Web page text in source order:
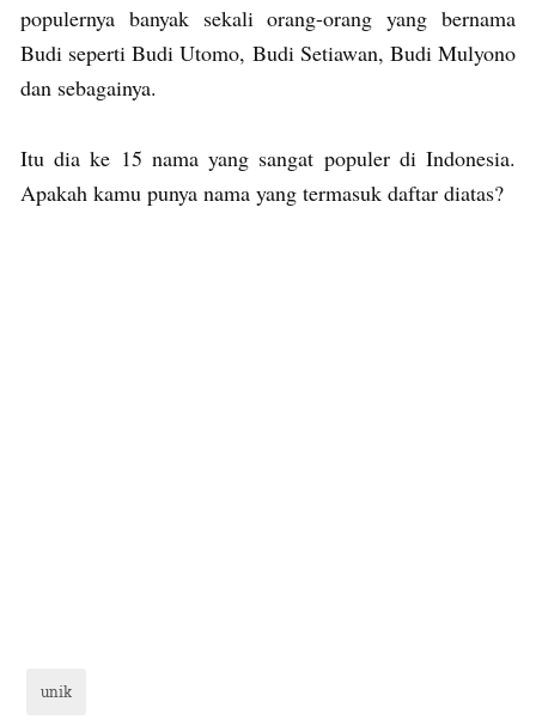
populernya banyak sekali orang-orang yang bernama
Budi seperti Budi Utomo, Budi Setiawan, Budi Mulyono
dan sebagainya.
Itu dia ke 15 nama yang sangat populer di Indonesia.
Apakah kamu punya nama yang termasuk daftar diatas?
unik